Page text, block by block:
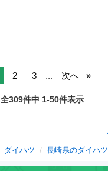
2 3 ... 次へ
全309件中 1-50件表示
ダイハツ 長崎県のダイハツ